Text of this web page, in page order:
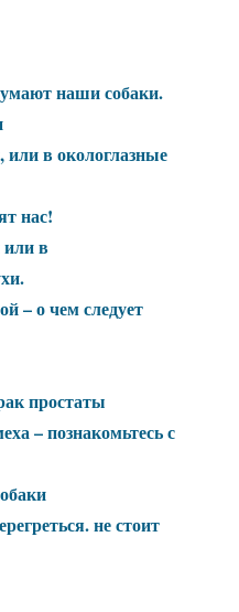
наши собаки.
или в окологлазные
нас!
или в
– о чем следует
простаты
– познакомьтесь с
не стоит